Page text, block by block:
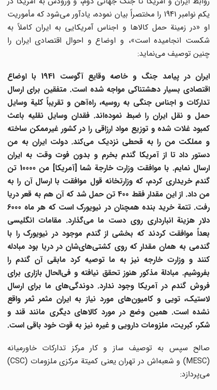
یکم نوامبر 1941 را مختصراً بیان نموده، یادآور می‌شود که مأموریت
او «در زمینة حمل کالاها و اجناس آمریکایی به ایران کاملاً به
شکست انجامیده است»، و اوضاع و احوال اقتصادی ایران را
چنین توصیف می‌نماید:
ایران در پیامد جنگ و خاصه وقایع آگوست 1941 با اوضاع
اقتصادی بسیار دهشتناکی مواجه شده است. متفقین برای ارسال
تدارکات و اجناس جنگی به روسیه، راهآهن و تقریباً کلیة وسایل
حمل و نقل ایران را ضبط نمودهاند. فقدان وسایل نقلیه باعث
کمبود غلات شده و توزیع مواد ارزاقی را در کشور غیرممکن ساخته
و مملکت من را به قحطی نزدیک میکند. دولت ایران به من
دستور داد تا از آمریکا گندم بخرم و بدون فوت وقت به ایران
ارسال نمایم. با موافقت وزارت خارجة شما [آمریکا] من 10000 تن
گندم خریداری کردم، که وزارتخانه قول موافقت با ارسال آن را به
من داد. از این مقدار فقط 400 تن حمل شد که آن هم به قعر دریا
رفت. تتمة خرید بنده همچنان در نیویورک است که هر ماه 6000
دلار هزینة انبارداری روی دست ما میگذارد. مقامات انگلیسی
بعداً موافقت کردند که بخشی از گندم موجود در نیویورک را با
گندمی به همان مقدار که روی کشتیهایشان در دریا بود مبادله
کنند و وزارت خارجه نیز به ما توصیه کرد مابقی آن گندم را
بفروشیم. مبادلة مذکور هنوز تحقق نیافته و فیالحال بازاری برای
فروش گندم در آمریکا وجود ندارد. دوندگیهای ما برای ارسال
لاستیک، تویی و کامیونهای مورد نیاز به ایران مثمر ثمر واقع
نشده است. همین وضع در مورد کالاهای دیگری مانند قند و
شکر، کبریت، ملزومات دارویی و غیره نیز به قوت خود باقی است.
صالح سپس به توصیف ساز و کار مرکز تدارکات خاورمیانه
(MESC) و شعبه‌اش در تهران یعنی کمیتة مرکزی ملزومات (CSC)
می‌پردازد: